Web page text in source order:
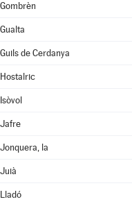
Gombrèn
Gualta
Guils de Cerdanya
Hostalric
Isòvol
Jafre
Jonquera, la
Juià
Lladó